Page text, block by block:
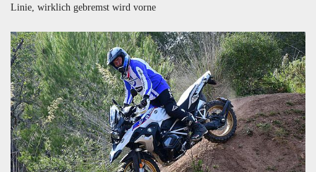
Linie, wirklich gebremst wird vorne